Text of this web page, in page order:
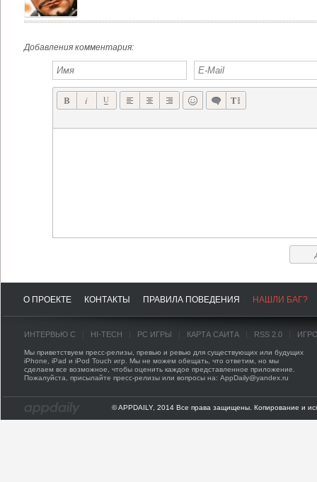
Добавления комментария:
О ПРОЕКТЕ КОНТАКТЫ ПРАВИЛА ПОВЕДЕНИЯ НАШЛИ БАГ?
ИНТЕРВЬЮ С HI-TECH PC ИГРЫ КАРТА САЙТА RSS 2.0
Мы приветствуем пресс-релизы, превью и ревью для существующих или будущих
iPhone, iPad и iPod Touch игр. Мы не можем обещать, что ответим, но мы
сделаем все возможное, чтобы оценить каждое представленное приложение.
Пожалуйста, присылайте пресс-релизы или вопросы на: AppDaily@yandex.ru
© APPDAILY, 2014 Все права защищены. Копирование и